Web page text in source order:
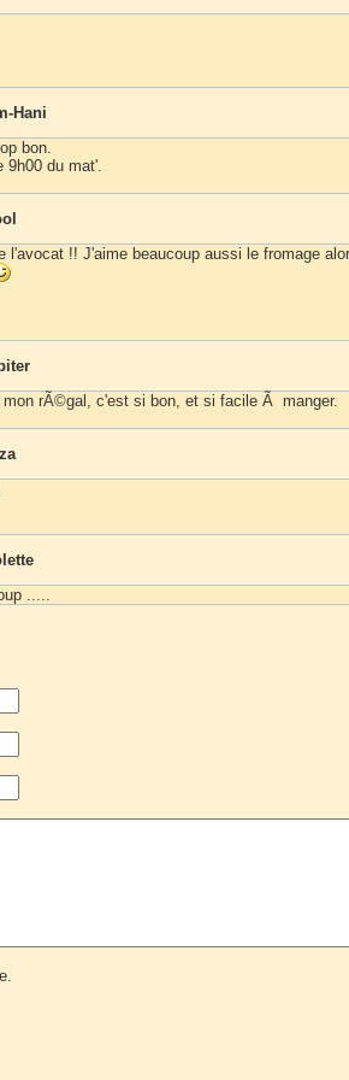
Hani
bon.
du mat'.
!! J'aime beaucoup aussi le fromage
rÃ©gal, c'est si bon, et si facile Ã manger.
.....